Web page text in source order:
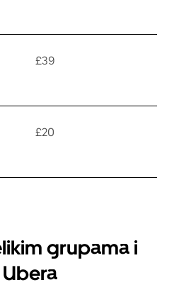
£39
£20
grupama i